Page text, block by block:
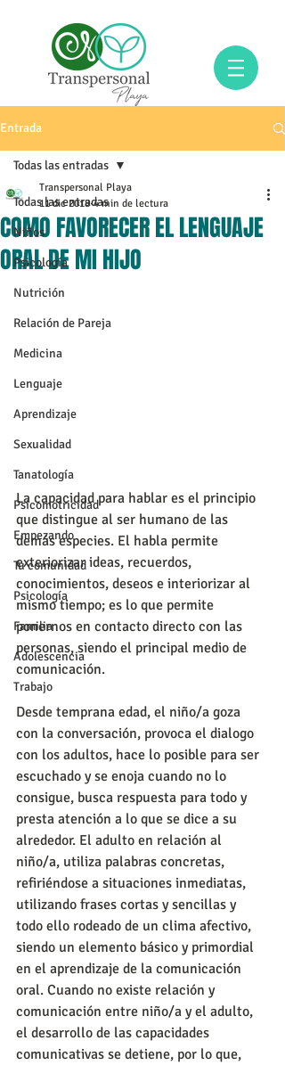
Entrada
Todas las entradas
Niños
Psicología
Nutrición
Relación de Pareja
Medicina
Lenguaje
Aprendizaje
Sexualidad
Tanatología
Psicomotricidad
Empezando
Tu comunidad
Psicología
Familia
Adolescencia
Trabajo
Todas las entradas
COMO FAVORECER EL LENGUAJE
ORAL DE MI HIJO
Transpersonal Playa
11 dic 2018 4 min de lectura
La capacidad para hablar es el principio
que distingue al ser humano de las
demás especies. El habla permite
exteriorizar ideas, recuerdos,
conocimientos, deseos e interiorizar al
mismo tiempo; es lo que permite
ponernos en contacto directo con las
personas, siendo el principal medio de
comunicación.
Desde temprana edad, el niño/a goza
con la conversación, provoca el dialogo
con los adultos, hace lo posible para ser
escuchado y se enoja cuando no lo
consigue, busca respuesta para todo y
presta atención a lo que se dice a su
alrededor. El adulto en relación al
niño/a, utiliza palabras concretas,
refiriéndose a situaciones inmediatas,
utilizando frases cortas y sencillas y
todo ello rodeado de un clima afectivo,
siendo un elemento básico y primordial
en el aprendizaje de la comunicación
oral. Cuando no existe relación y
comunicación entre niño/a y el adulto,
el desarrollo de las capacidades
comunicativas se detiene, por lo que,